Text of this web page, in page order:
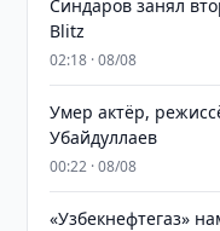
Синдаров занял
Blitz
02:18 · 08/08
Умер актёр,
Убайдуллаев
00:22 · 08/08
«Узбекнефтегаз»